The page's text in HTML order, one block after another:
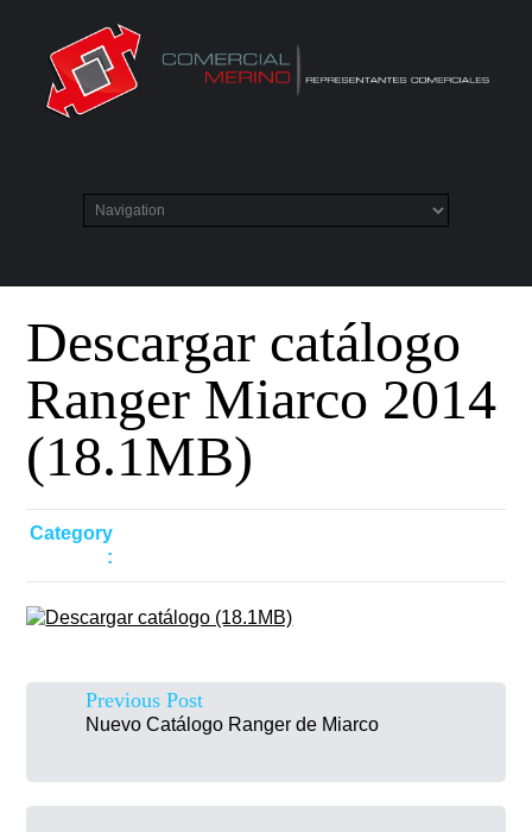
Descargar catálogo
Ranger Miarco 2014
(18.1MB)
Category
:
Previous Post
Nuevo Catálogo Ranger de Miarco